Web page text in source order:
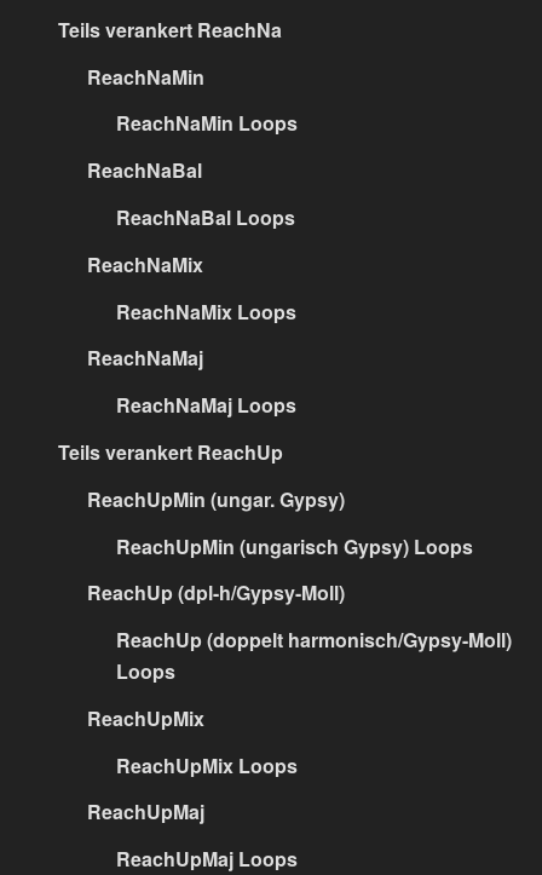
Teils verankert ReachNa
ReachNaMin
ReachNaMin Loops
ReachNaBal
ReachNaBal Loops
ReachNaMix
ReachNaMix Loops
ReachNaMaj
ReachNaMaj Loops
Teils verankert ReachUp
ReachUpMin (ungar. Gypsy)
ReachUpMin (ungarisch Gypsy) Loops
ReachUp (dpl-h/Gypsy-Moll)
ReachUp (doppelt harmonisch/Gypsy-Moll)
Loops
ReachUpMix
ReachUpMix Loops
ReachUpMaj
ReachUpMaj Loops